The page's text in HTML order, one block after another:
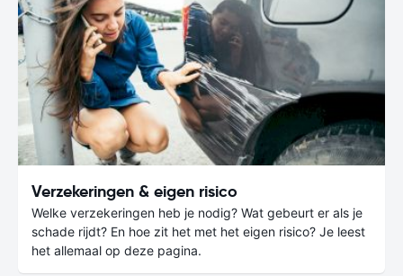
Verzekeringen & eigen risico
Welke verzekeringen heb je nodig? Wat gebeurt er als je
schade rijdt? En hoe zit het met het eigen risico? Je leest
het allemaal op deze pagina.